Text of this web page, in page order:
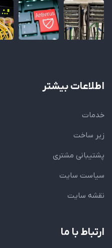
اطلاعات بیشتر
خدمات
زیر ساخت
پشتیبانی مشتری
سیاست سایت
نقشه سایت
ارتباط با ما